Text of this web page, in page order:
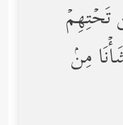
تَحۡتِهِمۡ
مِنۢ